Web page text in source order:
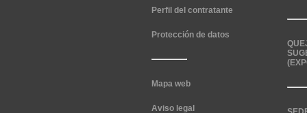
Perfil del contratante
Protección de datos
Mapa web
Aviso legal